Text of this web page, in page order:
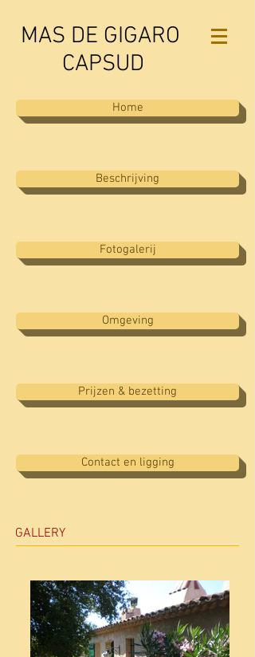
MAS DE GIGARO
CAPSUD
Home
Beschrijving
Fotogalerij
Omgeving
Prijzen & bezetting
Contact en ligging
GALLERY